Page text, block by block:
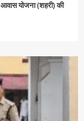
आवास योजना (शहरी) की